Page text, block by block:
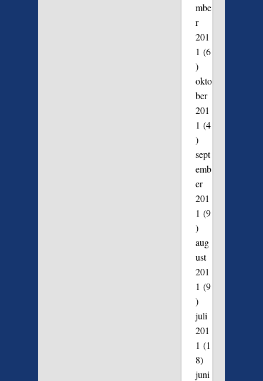
mbe
r
201
1 (6
)
okto
ber
201
1 (4
)
sept
emb
er
201
1 (9
)
aug
ust
201
1 (9
)
juli
201
1 (1
8)
juni